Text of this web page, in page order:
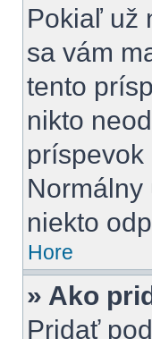
Pokiaľ už
sa vám
tento
nikto
niekto
Hore
» Ako
Pridať